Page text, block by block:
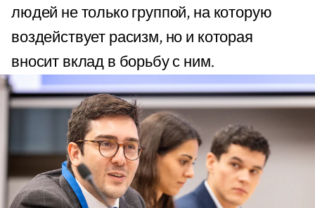
людей не только группой, на которую
воздействует расизм, но и которая
вносит вклад в борьбу с ним.